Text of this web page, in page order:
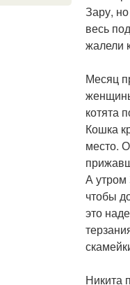
Зару,
весь
жалели
Месяц
котята
Кошка
место.
А утром
чтобы
это
Никита